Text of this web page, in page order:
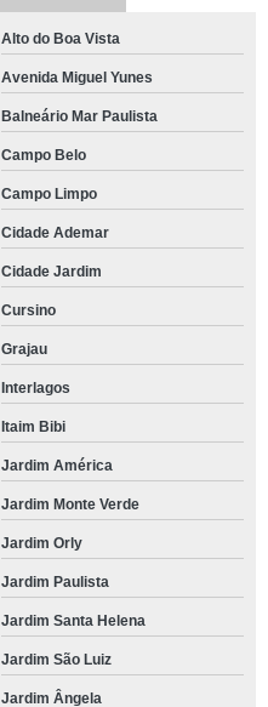
Alto do Boa Vista
Avenida Miguel Yunes
Balneário Mar Paulista
Campo Belo
Campo Limpo
Cidade Ademar
Cidade Jardim
Cursino
Grajau
Interlagos
Itaim Bibi
Jardim América
Jardim Monte Verde
Jardim Orly
Jardim Paulista
Jardim Santa Helena
Jardim São Luiz
Jardim Ângela